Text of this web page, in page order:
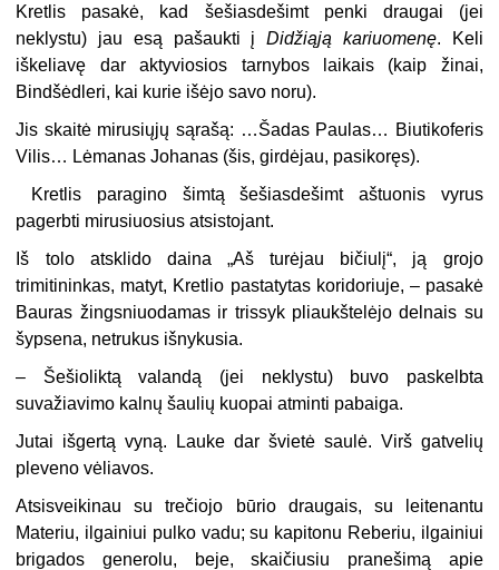
Kretlis pasakė, kad šešiasdešimt penki draugai (jei
neklystu) jau esą pašaukti įDidžiąją kariuomenę. Keli
iškeliavę dar aktyviosios tarnybos laikais (kaip žinai,
Bindšėdleri, kai kurie išėjo savo noru).
Jis skaitė mirusiųjų sąrašą: …Šadas Paulas… Biutikoferis
Vilis… Lėmanas Johanas (šis, girdėjau, pasikoręs).
Kretlis paragino šimtą šešiasdešimt aštuonis vyrus
pagerbti mirusiuosius atsistojant.
Iš tolo atsklido daina „Aš turėjau bičiulį“, ją grojo
trimitininkas, matyt, Kretlio pastatytas koridoriuje, – pasakė
Bauras žingsniuodamas ir trissyk pliaukštelėjo delnais su
šypsena, netrukus išnykusia.
– Šešioliktą valandą (jei neklystu) buvo paskelbta
suvažiavimo kalnų šaulių kuopai atminti pabaiga.
Jutai išgertą vyną. Lauke dar švietė saulė. Virš gatvelių
pleveno vėliavos.
Atsisveikinau su trečiojo būrio draugais, su leitenantu
Materiu, ilgainiui pulko vadu; su kapitonu Reberiu, ilgainiui
brigados generolu, beje, skaičiusiu pranešimą apie